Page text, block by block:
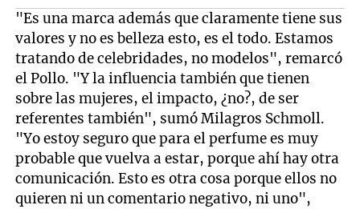
"Es una marca además que claramente tiene sus
valores y no es belleza esto, es el todo. Estamos
tratando de celebridades, no modelos", remarcó
el Pollo. "Y la influencia también que tienen
sobre las mujeres, el impacto, ¿no?, de ser
referentes también", sumó Milagros Schmoll.
"Yo estoy seguro que para el perfume es muy
probable que vuelva a estar, porque ahí hay otra
comunicación. Esto es otra cosa porque ellos no
quieren ni un comentario negativo, ni uno",